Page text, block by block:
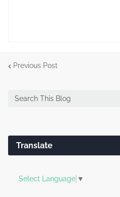
Previous Post
Translate
Select Language ▼